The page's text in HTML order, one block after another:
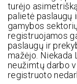
turėjo
palietė paslaugų
gamybos
registruojamos
paslaugų ir
mažėjo.
neužimtų darbo
registruoto